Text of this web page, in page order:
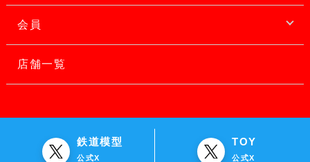
会員
店舗一覧
鉄道模型
公式X
TOY
公式X